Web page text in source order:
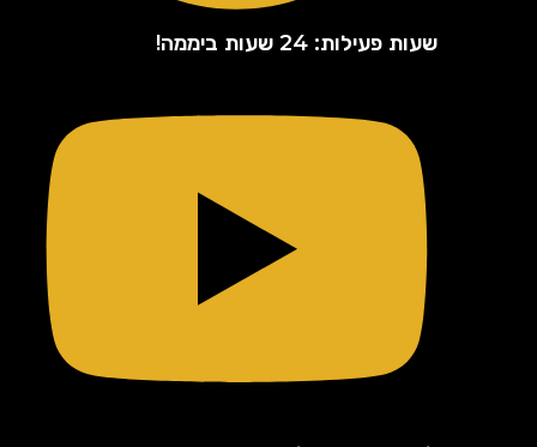
שעות פעילות: 24 שעות ביממה!